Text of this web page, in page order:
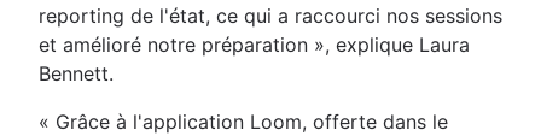
reporting de l'état, ce qui a raccourci nos sessions
et amélioré notre préparation », explique Laura
Bennett.
« Grâce à l'application Loom, offerte dans le